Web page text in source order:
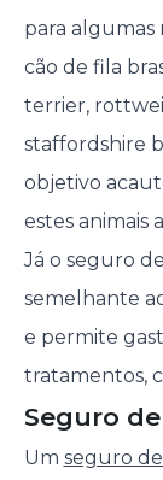
para algumas
cão de fila
terrier,
staffordshire
objetivo
estes animais
Já o seguro
semelhante
e permite
tratamentos,
Seguro
Um seguro